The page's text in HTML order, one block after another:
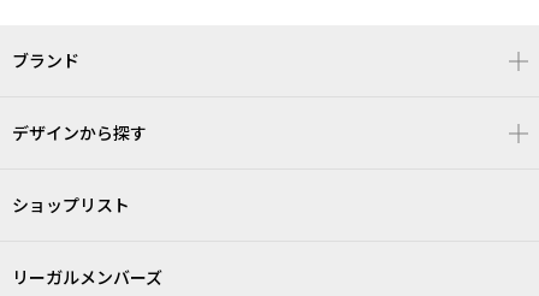
ブランド
デザインから探す
ショップリスト
リーガルメンバーズ